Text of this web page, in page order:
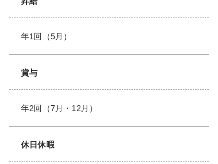
年1回（5月）
賞与
年2回（7月・12月）
休日休暇